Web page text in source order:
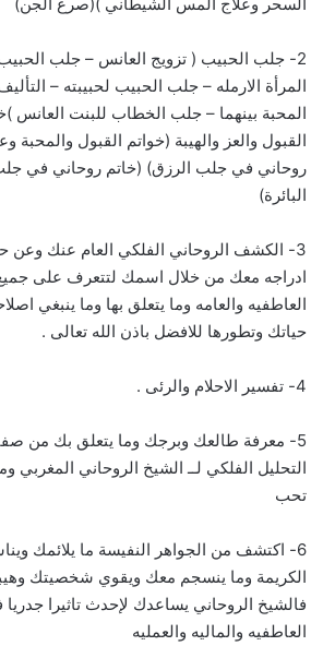
2- جلب الحبيب ( تزويج العانس – جلب
المرأة الارمله – جلب الحبيب لحبيبته –
المحبة بينهما – جلب الخطاب للبنت العانس
القبول والعز والهيبة (خواتم القبول والمحبة
روحاني في جلب الرزق) (خاتم روحاني في
البائرة)
3- الكشف الروحاني الفلكي العام عنك وعن
ادراجه معك من خلال اسمك لتتعرف على جميع
العاطفيه والعامه وما يتعلق بها وما ينبغي
حياتك وتطورها للافضل باذن الله تعالى .
4- تفسير الاحلام والرئى .
5- معرفة طالعك وبرجك وما يتعلق بك من
التحليل الفلكي لــ الشيخ الروحاني
تحب
6- اكتشف من الجواهر النفيسة ما يلائمك
الكريمة وما ينسجم معك ويقوي شخصيتك
فالشيخ الروحاني يساعدك لإحدث تاثيرا جدريا
العاطفيه والماليه والعمليه